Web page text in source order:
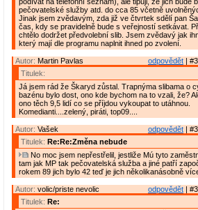
pečovatelské služby atd. do cca 85 včetně
Jinak jsem zvědavým, zda již ve čtvrtek sdělí pan
čas, kdy se pravidelně bude s veřejností setkávat.
chtělo dodržet předvolební slib. Jsem zvědavý jak
který mají dle programu naplnit ihned po zvolení.
odpovědět |
Autor: Martin Pavlas
Titulek:
Já jsem rád že Škaryd zůstal. Trapnýma slibama o
bazénu bylo dost, ono kde bychom na to vzali, že?
ono těch 9,5 lidí co se příjdou vykoupat to utáhnou.
Komedianti....zelený, piráti, top09....
odpovědět |
Autor: Vašek
Titulek: Re:Re:Změna nebude
No moc jsem nepřestřelil, jestliže Mú tyto
tam jak MP tak pečovatelská služba a jiné patří
rokem 89 jich bylo 42 teď je jich několikanásobně
odpovědět |
Autor: volic/priste nevolic
Titulek: Re: